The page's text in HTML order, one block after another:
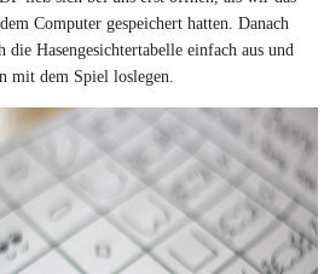
Computer gespeichert hatten. Danach
die Hasengesichtertabelle einfach aus und
mit dem Spiel loslegen.